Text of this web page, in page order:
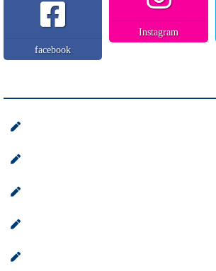
Instagram
facebook